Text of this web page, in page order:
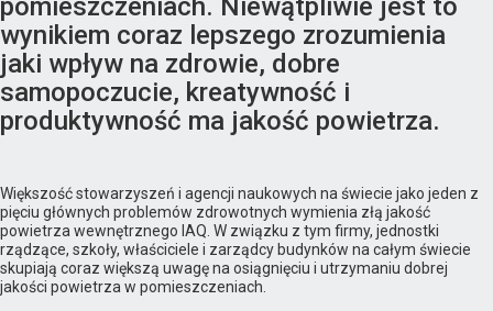
pomieszczeniach. Niewątpliwie jest to
wynikiem coraz lepszego zrozumienia
jaki wpływ na zdrowie, dobre
samopoczucie, kreatywność i
produktywność ma jakość powietrza.
Większość stowarzyszeń i agencji naukowych na świecie jako jeden z
pięciu głównych problemów zdrowotnych wymienia złą jakość
powietrza wewnętrznego IAQ. W związku z tym firmy, jednostki
rządzące, szkoły, właściciele i zarządcy budynków na całym świecie
skupiają coraz większą uwagę na osiągnięciu i utrzymaniu dobrej
jakości powietrza w pomieszczeniach.